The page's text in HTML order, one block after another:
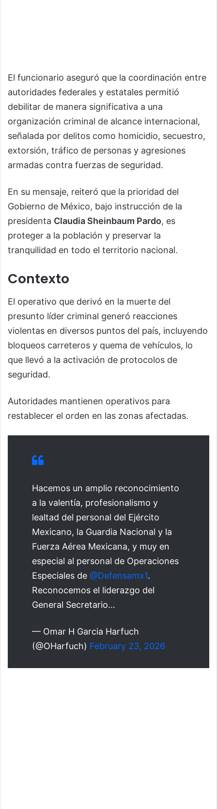
El funcionario aseguró que la coordinación entre
autoridades federales y estatales permitió
debilitar de manera significativa a una
organización criminal de alcance internacional,
señalada por delitos como homicidio, secuestro,
extorsión, tráfico de personas y agresiones
armadas contra fuerzas de seguridad.
En su mensaje, reiteró que la prioridad del
Gobierno de México, bajo instrucción de la
presidenta Claudia Sheinbaum Pardo, es
proteger a la población y preservar la
tranquilidad en todo el territorio nacional.
Contexto
El operativo que derivó en la muerte del
presunto líder criminal generó reacciones
violentas en diversos puntos del país, incluyendo
bloqueos carreteros y quema de vehículos, lo
que llevó a la activación de protocolos de
seguridad.
Autoridades mantienen operativos para
restablecer el orden en las zonas afectadas.
Hacemos un amplio reconocimiento
a la valentía, profesionalismo y
lealtad del personal del Ejército
Mexicano, la Guardia Nacional y la
Fuerza Aérea Mexicana, y muy en
especial al personal de Operaciones
Especiales de @Defensamx1.
Reconocemos el liderazgo del
General Secretario…
— Omar H Garcia Harfuch
(@OHarfuch) February 23, 2026